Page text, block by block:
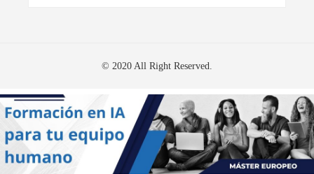
© 2020 All Right Reserved.